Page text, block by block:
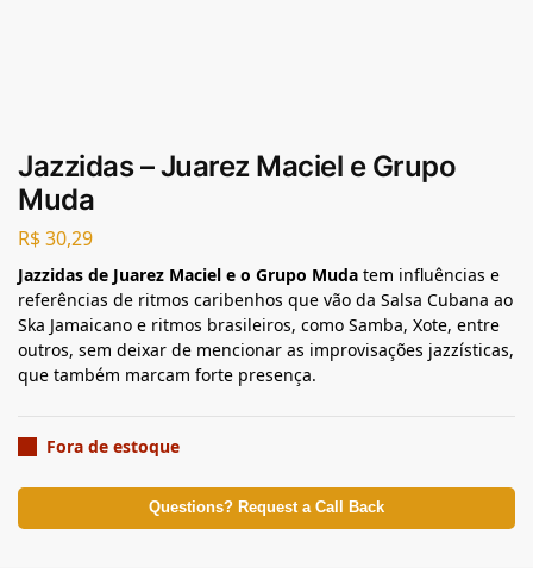
Jazzidas – Juarez Maciel e Grupo
Muda
R$30,29
Jazzidas de Juarez Maciel e o Grupo Muda tem influências e
referências de ritmos caribenhos que vão da Salsa Cubana ao
Ska Jamaicano e ritmos brasileiros, como Samba, Xote, entre
outros, sem deixar de mencionar as improvisações jazzísticas,
que também marcam forte presença.
Fora de estoque
Questions? Request a Call Back